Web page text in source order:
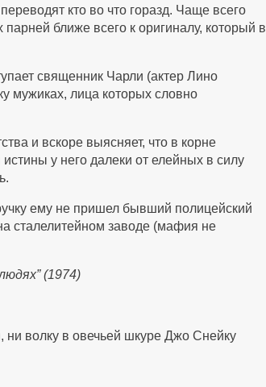
кто во что горазд. Чаще всего
ближе всего к оригиналу, который в
священник Чарли (актер Лино
мужиках, лица которых словно
и вскоре выясняет, что в корне
у него далеки от елейных в силу
ему не пришел бывший полицейский
сталелитейном заводе (мафия не
(1974)
ни волку в овечьей шкуре Джо Снейку